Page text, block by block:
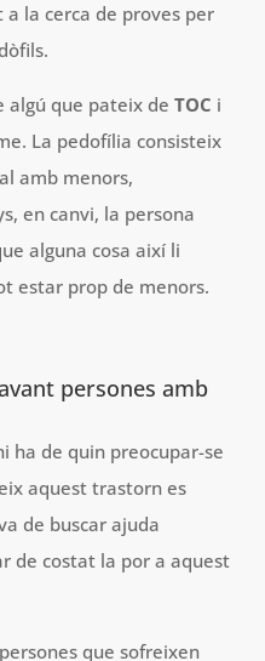
la cerca de proves per
algú que pateix de TOC i
La pedofília consisteix
amb menors,
en canvi, la persona
alguna cosa així li
estar prop de menors.
persones amb
ha de quin preocupar-se
aquest trastorn es
de buscar ajuda
de costat la por a aquest
que sofreixen